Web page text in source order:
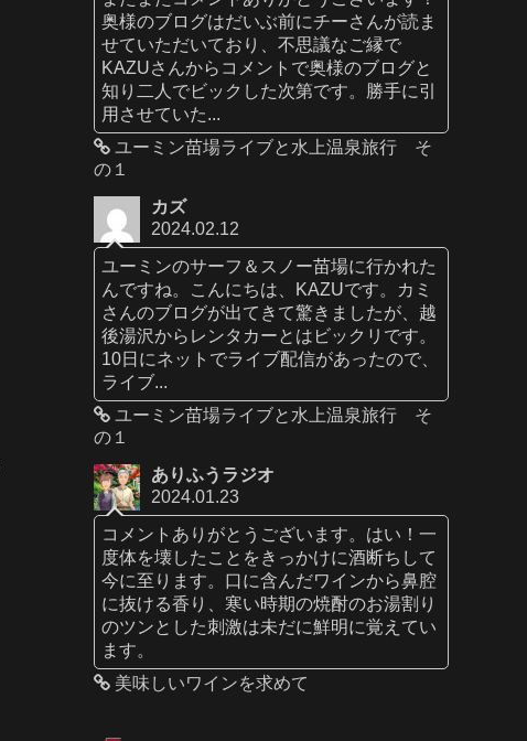
奥様のブログはだいぶ前にチーさんが読ま
せていただいており、不思議なご縁で
KAZUさんからコメントで奥様のブログと
知り二人でビックした次第です。勝手に引
用させていた...
ユーミン苗場ライブと水上温泉旅行 そ
の１
カズ
2024.02.12
ユーミンのサーフ＆スノー苗場に行かれた
んですね。こんにちは、KAZUです。カミ
さんのブログが出てきて驚きましたが、越
後湯沢からレンタカーとはビックリです。
10日にネットでライブ配信があったので、
ライブ...
ユーミン苗場ライブと水上温泉旅行 そ
の１
ありふうラジオ
2024.01.23
コメントありがとうございます。はい！一
度体を壊したことをきっかけに酒断ちして
今に至ります。口に含んだワインから鼻腔
に抜ける香り、寒い時期の焼酎のお湯割り
のツンとした刺激は未だに鮮明に覚えてい
ます。
美味しいワインを求めて